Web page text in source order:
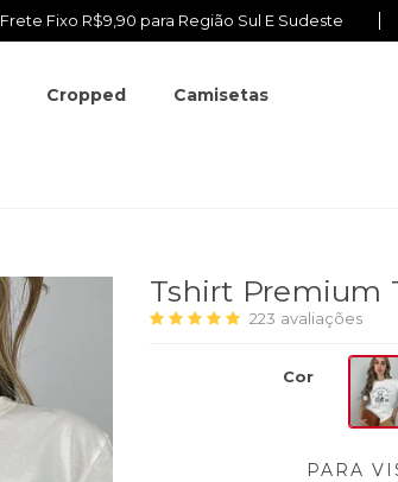
Frete Fixo R$9,90 para Região Sul E Sudeste
Cropped Camisetas
Tshirt Premium
223 avaliações
Cor
PARA